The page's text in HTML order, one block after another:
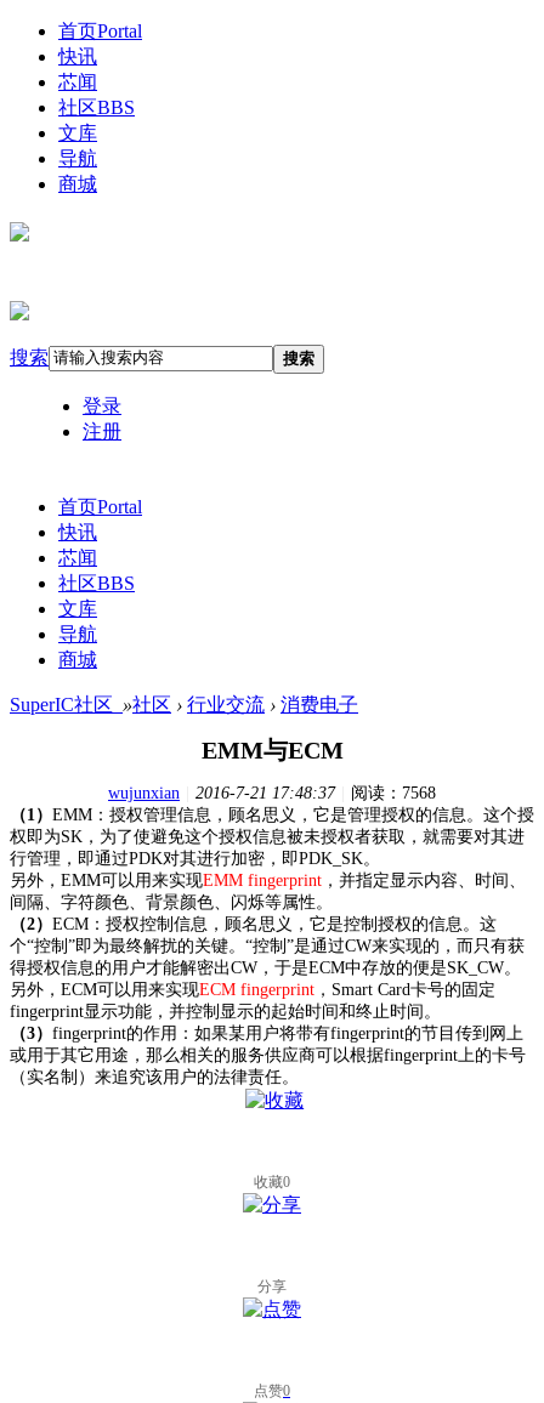
首页Portal
快讯
芯闻
社区BBS
文库
导航
商城
搜索 搜索
登录
注册
首页Portal
快讯
芯闻
社区BBS
文库
导航
商城
SuperIC社区_ »社区 › 行业交流 › 消费电子
EMM与ECM
wujunxian 2016-7-21 17:48:37
阅读：7568
（1） EMM：授权管理信息，顾名思义，它是管理授权的信息。这个授
权即为SK，为了使避免这个授权信息被未授权者获取，就需要对其进
行管理，即通过PDK对其进行加密，即PDK_SK。
另外，EMM可以用来实现EMM fingerprint ，并指定显示内容、时间、
间隔、字符颜色、背景颜色、闪烁等属性。
（2） ECM：授权控制信息，顾名思义，它是控制授权的信息。这
个“控制”即为最终解扰的关键。“控制”是通过CW来实现的，而只有获
得授权信息的用户才能解密出CW，于是ECM中存放的便是SK_CW。
另外，ECM可以用来实现ECM fingerprint ，Smart Card卡号的固定
fingerprint显示功能，并控制显示的起始时间和终止时间。
（3） fingerprint的作用：如果某用户将带有fingerprint的节目传到网上
或用于其它用途，那么相关的服务供应商可以根据fingerprint上的卡号
（实名制）来追究该用户的法律责任。
收藏0
分享
点赞0